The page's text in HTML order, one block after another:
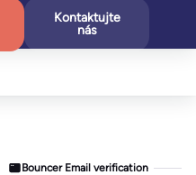
Kontaktujte
nás
Bouncer Email verification